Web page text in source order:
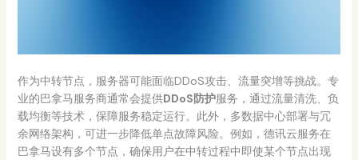
作为中转节点，服务器可能面临DDoS攻击、流量突增等挑战。专
业的巴拿马服务商通常会提供DDoS防护服务，通过流量清洗、负
载均衡等技术，保障服务稳定运行。此外，多数据中心部署与冗
余网络架构，可进一步降低单点故障风险。例如，德讯云服务在
巴拿马设有多个节点，确保用户在中转过程中即使某个节点出现